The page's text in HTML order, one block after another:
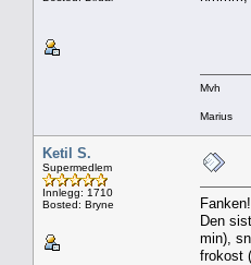
Mvh
Marius
Ketil S.
Supermedlem
Innlegg: 1710
Bosted: Bryne
Den
min),
frokost